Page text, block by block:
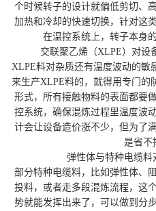
个时候转子的设计就偏低剪切、
加热和冷却的快速切换，针对这
在温控系统上，转子本身
交联聚乙烯（XLPE）对设
XLPE料对杂质还有温度波动的敏
来生产XLPE料的，就得用专门的
形式，所有接触物料的表面都要
控系统，确保混炼过程里温度波
计会让设备造价涨不少，但为了
是省不
弹性体与特种电缆
部分特种电缆料，比如弹性体、
投料，或者走多段混炼流程，这
势就能发挥出来了，可以做到分